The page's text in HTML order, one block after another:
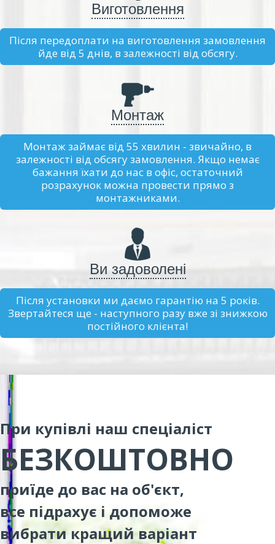
Виготовлення
Після передоплати на виготовлення замовлення
йде від 5 днів, в залежності від обсягу.
Монтаж
Монтаж займає від 55 хвилин - звичайно, в
залежності від обсягу замовлення. Якщо немає
бажання їхати до нас в офіс, остаточний
розрахунок можна провести прямо з
монтажниками.
Ви задоволені
Після установки ми даємо гарантію на 5 років.
Звертайтеся ще - наступного разу вже зі знижкою
постійного клієнта!
При купівлі наш спеціаліст
БЕЗКОШТОВНО
приїде до вас на об'єкт,
все підрахує і допоможе
вибрати кращий варіант